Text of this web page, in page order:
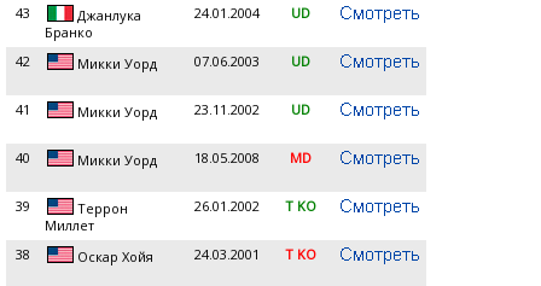
43
Джанлука
Бранко
24.01.2004 UD
42 Микки Уорд 07.06.2003 UD
41 Микки Уорд 23.11.2002 UD
40 Микки Уорд 18.05.2008 MD
39
Террон
Миллет
26.01.2002 T KO
38 Оскар Хойя 24.03.2001 T KO